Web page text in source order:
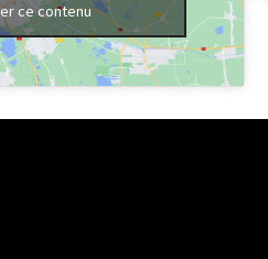
ce contenu